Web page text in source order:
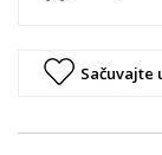
Sačuvajte